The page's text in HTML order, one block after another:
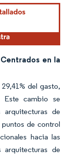
en la
del gasto,
Este cambio se
de
de control
hacia las
de